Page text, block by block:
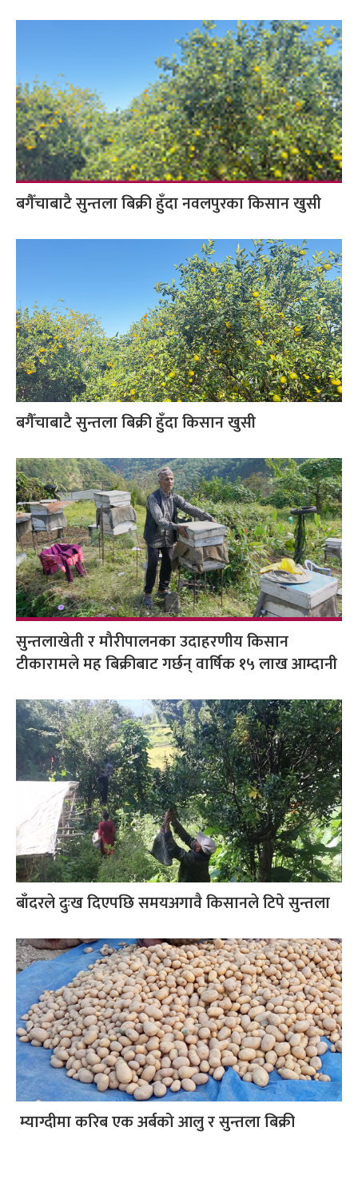
बगैँचाबाटै सुन्तला बिक्री हुँदा नवलपुरका किसान खुसी
बगैँचाबाटै सुन्तला बिक्री हुँदा किसान खुसी
सुन्तलाखेती र मौरीपालनका उदाहरणीय किसान
टीकारामले मह बिक्रीबाट गर्छन् वार्षिक १५ लाख आम्दानी
बाँदरले दुःख दिएपछि समयअगावै किसानले टिपे सुन्तला
म्याग्दीमा करिब एक अर्बको आलु र सुन्तला बिक्री